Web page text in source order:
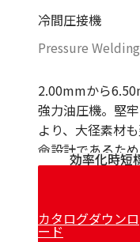
冷間圧接機
Pressure Welding
2.00mmから
強力油圧機。堅
より、大径素材
命設計であるた
工場全体の生産
効率化時短
カタログダウンロ
ード